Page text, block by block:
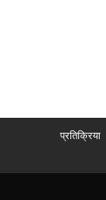
प्रतिक्रिया